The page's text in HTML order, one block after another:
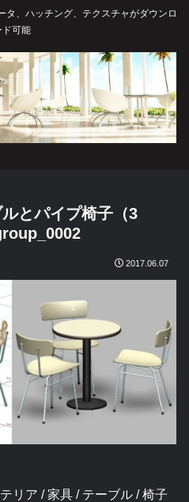
タ、ハッチング、テクスチャがダウンロ
ド可能
ルとパイプ椅子（3
2017.06.07
リア / 家具 / テーブル / 椅子